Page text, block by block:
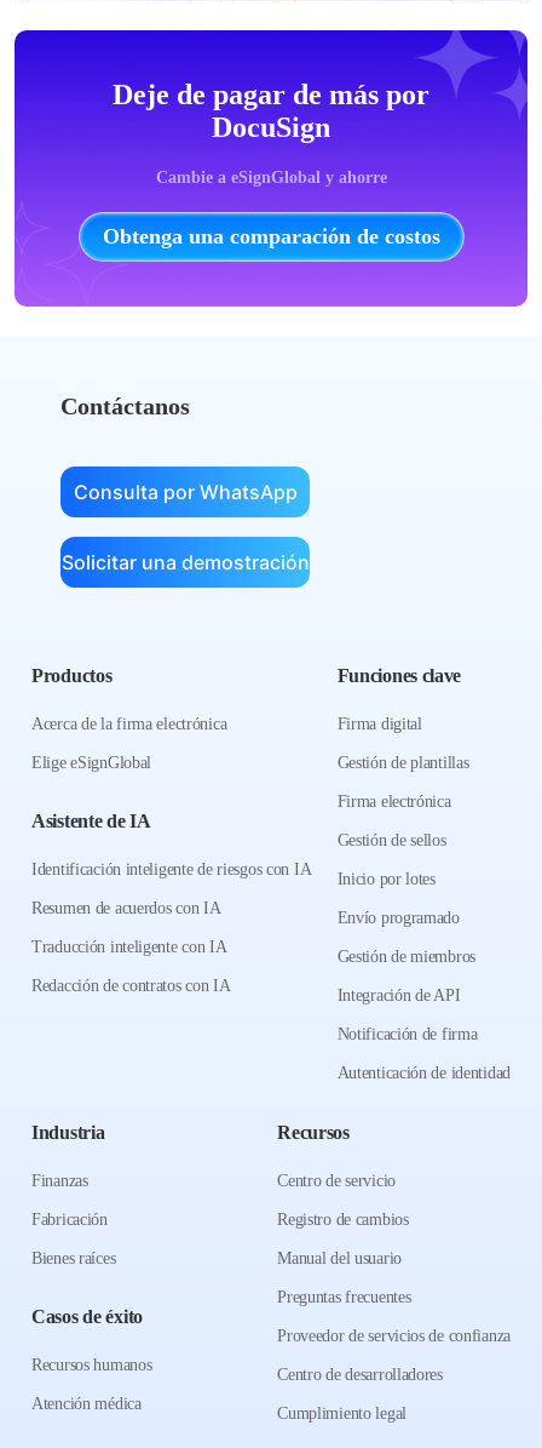
Deje de pagar de más por
DocuSign
Cambie a eSignGlobal y ahorre
Obtenga una comparación de costos
Contáctanos
Consulta por WhatsApp
Solicitar una demostración
Productos
Acerca de la firma electrónica
Elige eSignGlobal
Asistente de IA
Identificación inteligente de riesgos con IA
Resumen de acuerdos con IA
Traducción inteligente con IA
Redacción de contratos con IA
Funciones clave
Firma digital
Gestión de plantillas
Firma electrónica
Gestión de sellos
Inicio por lotes
Envío programado
Gestión de miembros
Integración de API
Notificación de firma
Autenticación de identidad
Industria
Finanzas
Fabricación
Bienes raíces
Casos de éxito
Recursos humanos
Atención médica
Recursos
Centro de servicio
Registro de cambios
Manual del usuario
Preguntas frecuentes
Proveedor de servicios de confianza
Centro de desarrolladores
Cumplimiento legal